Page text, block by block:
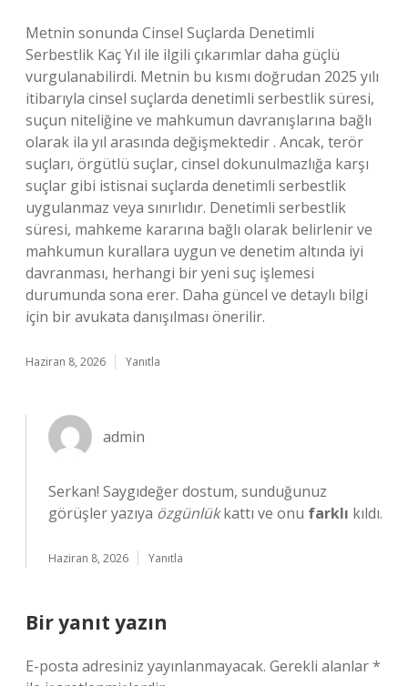
Metnin sonunda Cinsel Suçlarda Denetimli
Serbestlik Kaç Yıl ile ilgili çıkarımlar daha güçlü
vurgulanabilirdi. Metnin bu kısmı doğrudan 2025 yılı
itibarıyla cinsel suçlarda denetimli serbestlik süresi,
suçun niteliğine ve mahkumun davranışlarına bağlı
olarak ila yıl arasında değişmektedir . Ancak, terör
suçları, örgütlü suçlar, cinsel dokunulmazlığa karşı
suçlar gibi istisnai suçlarda denetimli serbestlik
uygulanmaz veya sınırlıdır. Denetimli serbestlik
süresi, mahkeme kararına bağlı olarak belirlenir ve
mahkumun kurallara uygun ve denetim altında iyi
davranması, herhangi bir yeni suç işlemesi
durumunda sona erer. Daha güncel ve detaylı bilgi
için bir avukata danışılması önerilir.
Haziran 8, 2026 Yanıtla
admin
Serkan! Saygıdeğer dostum, sunduğunuz
görüşler yazıya özgünlükkattı ve onu farklı kıldı.
Haziran 8, 2026 Yanıtla
Bir yanıt yazın
E-posta adresiniz yayınlanmayacak. Gerekli alanlar*